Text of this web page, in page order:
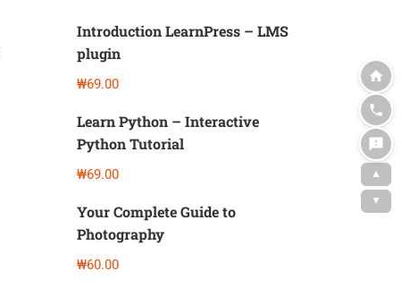
Introduction LearnPress – LMS
plugin
₩69.00
Learn Python – Interactive
Python Tutorial
₩69.00
Your Complete Guide to
Photography
₩60.00
▲
▼